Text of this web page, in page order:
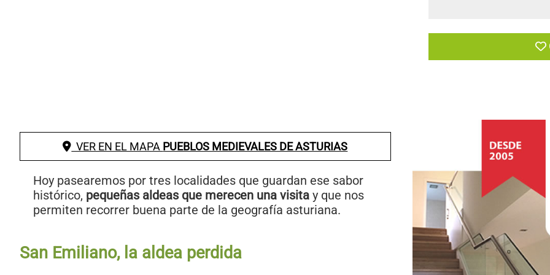
VER EN EL MAPA PUEBLOS MEDIEVALES DE ASTURIAS
Hoy pasearemos por tres localidades que guardan ese sabor
histórico, pequeñas aldeas que merecen una visita y que nos
permiten recorrer buena parte de la geografía asturiana.
San Emiliano, la aldea perdida